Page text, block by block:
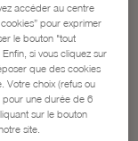
accéder au centre
pour exprimer
le bouton "tout
si vous cliquez sur
que des cookies
Votre choix (refus ou
pour une durée de 6
sur le bouton
site.